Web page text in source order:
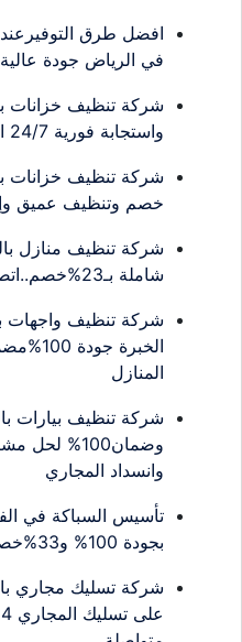
افضل طرق
في الرياض جودة عالية 100% اتصل ينا
شركة تنظيف خزانات
واستجابة فورية 24/7 اتصل بنا الان
خصم وتنظيف عميق
شركة تنظيف منازل
شاملة بـ23%خصم..اتصل بنا الـأن
الخبرة
المنازل
وضمان100%
وانسداد المجاري
تأسيس السباكة في
بجودة 100% و33%خصم فوري اتصل الـأن